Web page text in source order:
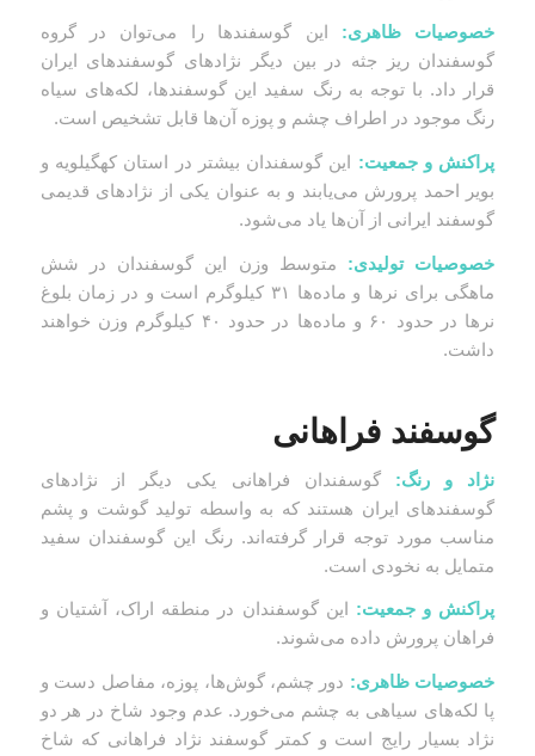
خصوصیات ظاهری: این گوسفندها را می‌توان در گروه
گوسفندان ریز جثه در بین دیگر نژادهای گوسفندهای ایران
قرار داد. با توجه به رنگ سفید این گوسفندها، لکه‌های سیاه
رنگ موجود در اطراف چشم و پوزه آن‌ها قابل تشخیص است.
پراکنش و جمعیت: این گوسفندان بیشتر در استان کهگیلویه و
بویر احمد پرورش می‌یابند و به عنوان یکی از نژادهای قدیمی
گوسفند ایرانی از آن‌ها یاد می‌شود.
خصوصیات تولیدی: متوسط وزن این گوسفندان در شش
ماهگی برای نرها و ماده‌ها ۳۱ کیلوگرم است و در زمان بلوغ
نرها در حدود ۶۰ و ماده‌ها در حدود ۴۰ کیلوگرم وزن خواهند
داشت.
گوسفند فراهانی
نژاد و رنگ: گوسفندان فراهانی یکی دیگر از نژادهای
گوسفندهای ایران هستند که به واسطه تولید گوشت و پشم
مناسب مورد توجه قرار گرفته‌اند. رنگ این گوسفندان سفید
متمایل به نخودی است.
پراکنش و جمعیت: این گوسفندان در منطقه اراک، آشتیان و
فراهان پرورش داده می‌شوند.
خصوصیات ظاهری: دور چشم، گوش‌ها، پوزه، مفاصل دست و
پا لکه‌های سیاهی به چشم می‌خورد. عدم وجود شاخ در هر دو
نژاد بسیار رایج است و کمتر گوسفند نژاد فراهانی که شاخ